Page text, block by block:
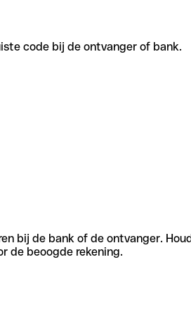
code bij de ontvanger of bank.
bij de bank of de ontvanger.
de beoogde rekening.